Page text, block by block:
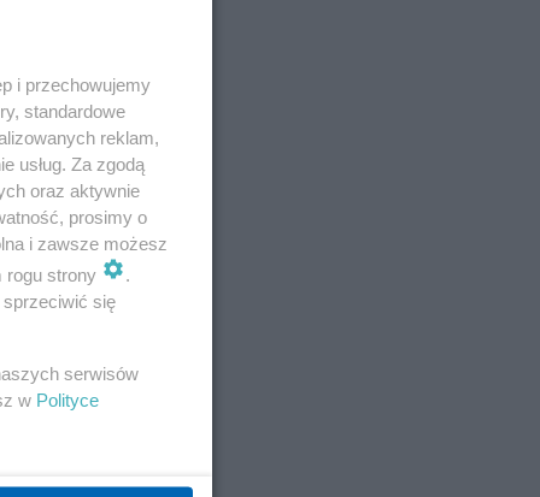
i przechowujemy
standardowe
reklam,
usług. Za zgodą
oraz aktywnie
prosimy o
i zawsze możesz
rogu strony
.
się
serwisów
w Polityce